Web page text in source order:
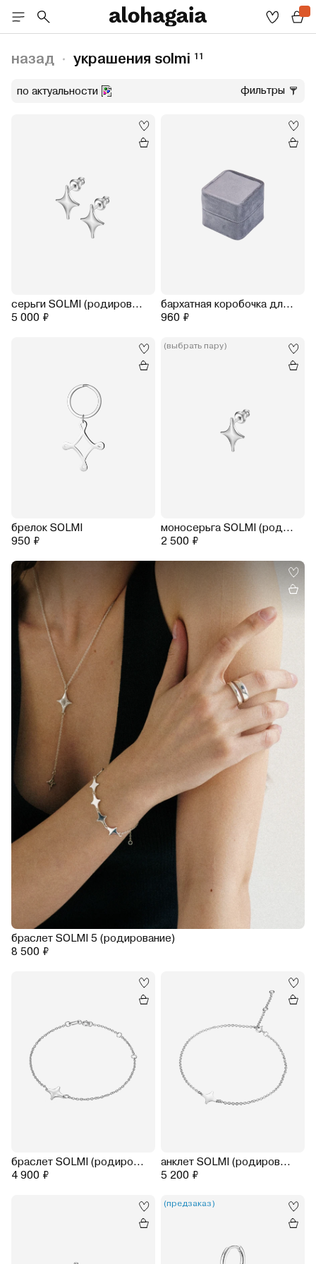
назад украшения solmi 11
по актуальности фильтры
серьги SOLMI (родирование)
5 000 ₽
бархатная коробочка для кольца
960 ₽
брелок SOLMI
950 ₽
(выбрать пару)
моносерьга SOLMI (родирование)
2 500 ₽
браслет SOLMI 5 (родирование)
8 500 ₽
браслет SOLMI (родирование)
4 900 ₽
анклет SOLMI (родирование)
5 200 ₽
(предзаказ)